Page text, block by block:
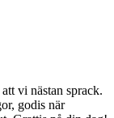
vi nästan sprack.
godis när